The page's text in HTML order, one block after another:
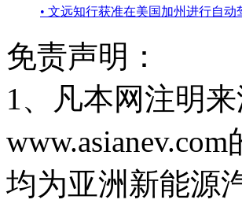
• 文远知行获准在美国加州进行自动
免责声明：
1、凡本网注明
均为亚洲新能源